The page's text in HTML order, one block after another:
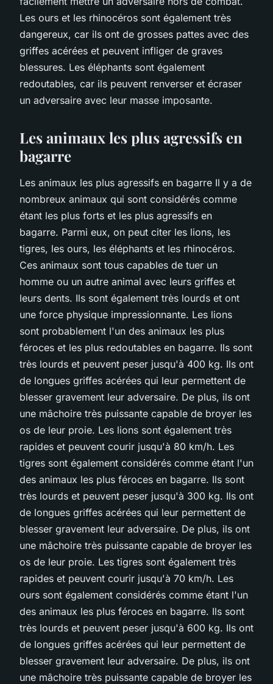
Les ours et les rhinocéros sont également très
dangereux, car ils ont de grosses pattes avec des
griffes acérées et peuvent infliger de graves
blessures. Les éléphants sont également
redoutables, car ils peuvent renverser et écraser
un adversaire avec leur masse imposante.
Les animaux les plus agressifs en
bagarre
Les animaux les plus agressifs en bagarre Il y a de
nombreux animaux qui sont considérés comme
étant les plus forts et les plus agressifs en
bagarre. Parmi eux, on peut citer les lions, les
tigres, les ours, les éléphants et les rhinocéros.
Ces animaux sont tous capables de tuer un
homme ou un autre animal avec leurs griffes et
leurs dents. Ils sont également très lourds et ont
une force physique impressionnante. Les lions
sont probablement l'un des animaux les plus
féroces et les plus redoutables en bagarre. Ils sont
très lourds et peuvent peser jusqu'à 400 kg. Ils ont
de longues griffes acérées qui leur permettent de
blesser gravement leur adversaire. De plus, ils ont
une mâchoire très puissante capable de broyer les
os de leur proie. Les lions sont également très
rapides et peuvent courir jusqu'à 80 km/h. Les
tigres sont également considérés comme étant l'un
des animaux les plus féroces en bagarre. Ils sont
très lourds et peuvent peser jusqu'à 300 kg. Ils ont
de longues griffes acérées qui leur permettent de
blesser gravement leur adversaire. De plus, ils ont
une mâchoire très puissante capable de broyer les
os de leur proie. Les tigres sont également très
rapides et peuvent courir jusqu'à 70 km/h. Les
ours sont également considérés comme étant l'un
des animaux les plus féroces en bagarre. Ils sont
très lourds et peuvent peser jusqu'à 600 kg. Ils ont
de longues griffes acérées qui leur permettent de
blesser gravement leur adversaire. De plus, ils ont
une mâchoire très puissante capable de broyer les